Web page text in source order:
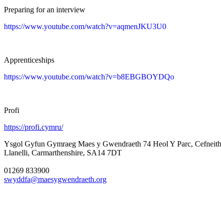
Preparing for an interview
https://www.youtube.com/watch?v=aqmenJKU3U0
Apprenticeships
https://www.youtube.com/watch?v=b8EBGBOYDQo
Profi
https://profi.cymru/
Ysgol Gyfun Gymraeg Maes y Gwendraeth 74 Heol Y Parc,
Llanelli, Carmarthenshire, SA14 7DT
01269 833900
swyddfa@maesygwendraeth.org